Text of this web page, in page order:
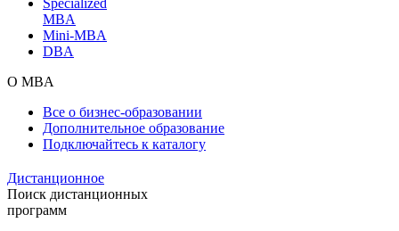
MBA
Mini-MBA
DBA
О MBA
Все о бизнес-образовании
Дополнительное образование
Подключайтесь к каталогу
Дистанционное
Поиск дистанционных
программ